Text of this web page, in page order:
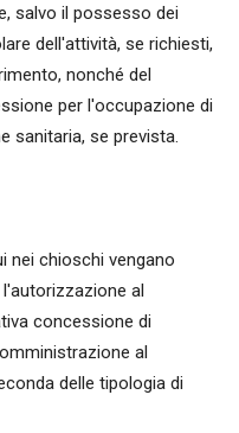
salvo il possesso dei
dell'attività, se richiesti,
nonché del
per l'occupazione di
sanitaria, se prevista.
nei chioschi vengano
al
concessione di
al
delle tipologia di